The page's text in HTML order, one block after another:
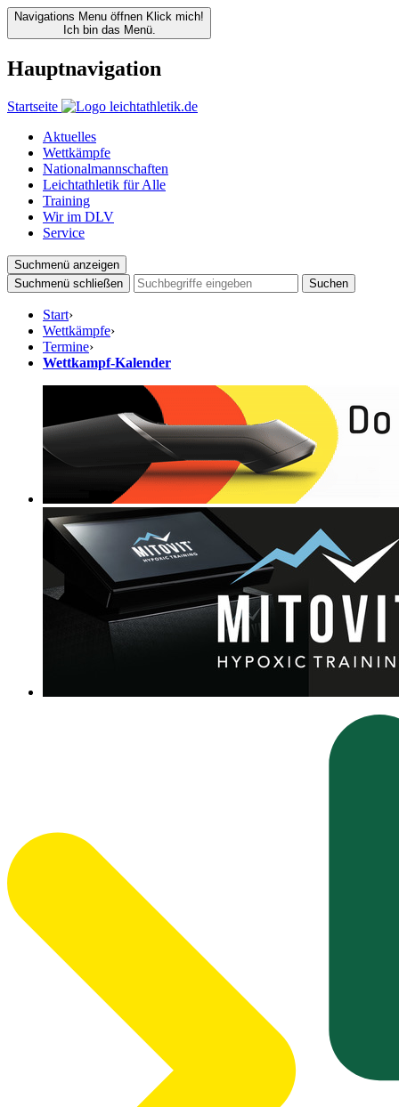
Navigations Menu öffnen Klick mich!
Ich bin das Menü.
Hauptnavigation
Startseite
Aktuelles
Wettkämpfe
Nationalmannschaften
Leichtathletik für Alle
Training
Wir im DLV
Service
Suchmenü anzeigen
Suchmenü schließen
Suchen
Start›
Wettkämpfe›
Termine›
Wettkampf-Kalender